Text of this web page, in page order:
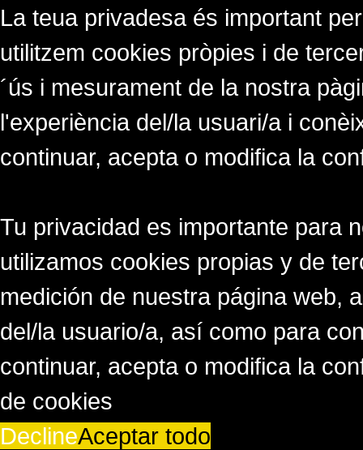
La teua privadesa és important
utilitzem cookies pròpies i de
´ús i mesurament de la nostra
l'experiència del/la usuari/a i
continuar, acepta o modifica la
Tu privacidad es importante para
utilizamos cookies propias y de
medición de nuestra página web,
del/la usuario/a, así como para
continuar, acepta o modifica la
de cookies
DeclineAceptar todo